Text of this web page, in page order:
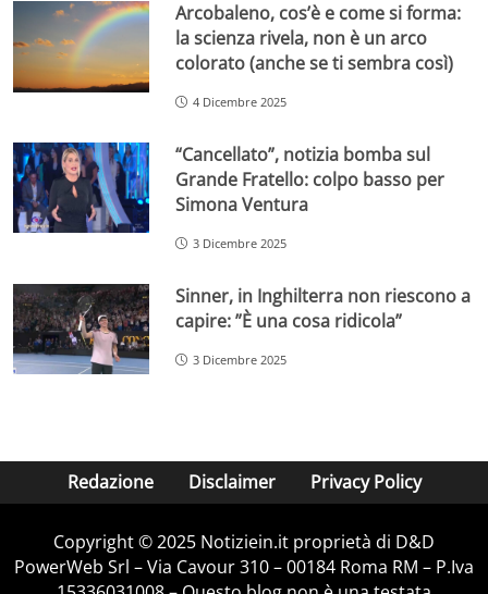
Arcobaleno, cos’è e come si forma:
la scienza rivela, non è un arco
colorato (anche se ti sembra così)
4 Dicembre 2025
“Cancellato”, notizia bomba sul
Grande Fratello: colpo basso per
Simona Ventura
3 Dicembre 2025
Sinner, in Inghilterra non riescono a
capire: ”È una cosa ridicola”
3 Dicembre 2025
Redazione Disclaimer Privacy Policy
Copyright © 2025 Notiziein.it proprietà di D&D
PowerWeb Srl – Via Cavour 310 – 00184 Roma RM – P.Iva